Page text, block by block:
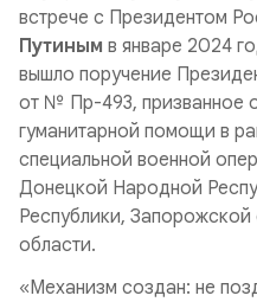
встрече с Президентом
Путиным в январе 2024
вышло поручение
от № Пр-493, призванное
гуманитарной помощи в
специальной военной
Донецкой Народной
Республики,
области.
«Механизм создан: не